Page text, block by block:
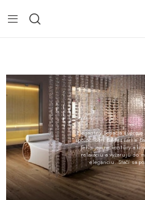
Elegantný Sedacia
spoločnosti Baldessari e
Jeho jemné kontúry a
relaxáciu a vyžarujú do
eleganciu. Stačí sa